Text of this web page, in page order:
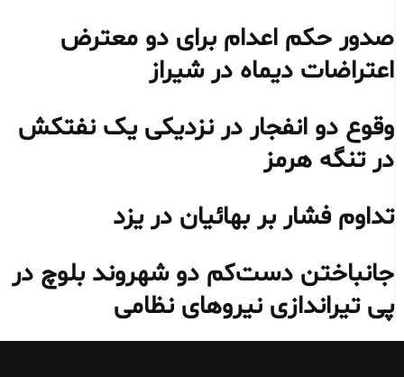
صدور حکم اعدام برای دو معترض
اعتراضات دیماه در شیراز
وقوع دو انفجار در نزدیکی یک نفتکش
در تنگه هرمز
تداوم فشار بر بهائیان در یزد
جانباختن دست‌کم دو شهروند بلوچ در
پی تیراندازی نیروهای نظامی